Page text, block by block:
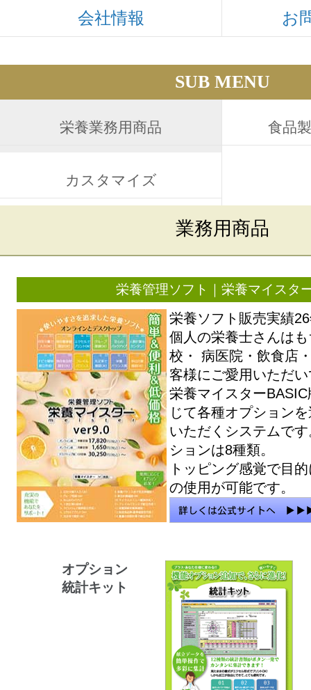
会社情報
お
SUB MENU
栄養業務用商品 食品
カスタマイズ
業務用商品
栄養管理ソフト｜栄養マイスタ
栄養ソフト販売実績
個人の栄養士さんは
校・ 病医院・飲食店
客様にご愛用いただ
栄養マイスター
じて各種オプション
いただくシステムで
ションは8種類。
トッピング感覚で目
の使用が可能です。
オプション
統計キット